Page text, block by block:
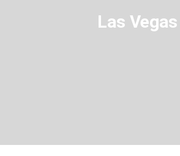
Las Vegas